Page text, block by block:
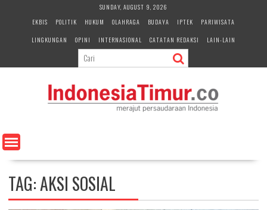
e
n
SUNDAY, AUGUST 9, 2026
EKBIS
POLITIK HUKUM OLAHRAGA BUDAYA IPTEK
PARIWISATA
LINGKUNGAN
OPINI INTERNASIONAL CATATAN REDAKSI LAIN-LAIN
TAG:AKSI SOSIAL